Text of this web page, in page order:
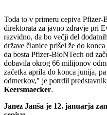
Toda to v primeru cepiva
direktorata za javno zdravje pri
razvidno, da bo večji del
države članice prišel že do
da bosta Pfizer-BioNTech od
dobavila okrog 66 milijonov
začetka aprila do konca junija,
odmerkov," je potrdil
Keersmaecker.
Janez Janša je 12. januarja